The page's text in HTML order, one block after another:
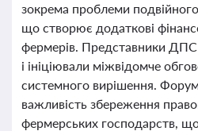
зокрема проблеми
що створює додаткові
фермерів. Представники
і ініціювали міжвідомче
системного вирішення.
важливість збереження
фермерських господарств,